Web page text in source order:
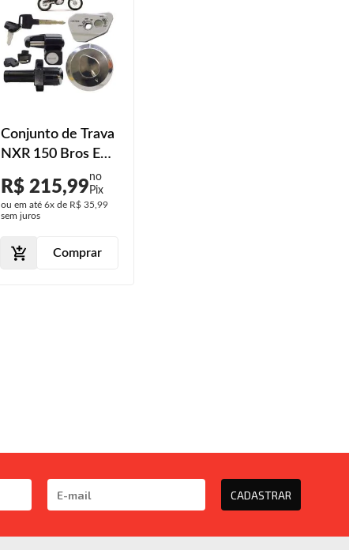
Conjunto de Trava
NXR 150 Bros ES
2009 2010 2011
R$ 215,99
ou em até 6x de R$ 35,99
sem juros
Comprar
CADASTRAR